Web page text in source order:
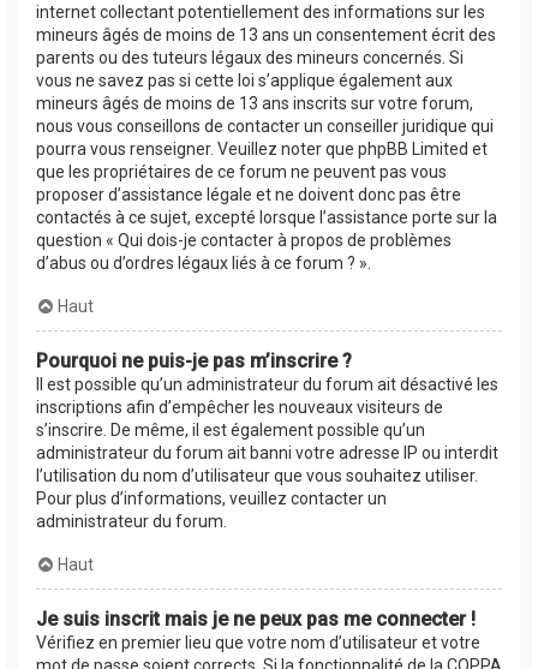
internet collectant potentiellement des informations sur les
mineurs âgés de moins de 13 ans un consentement écrit des
parents ou des tuteurs légaux des mineurs concernés. Si
vous ne savez pas si cette loi s’applique également aux
mineurs âgés de moins de 13 ans inscrits sur votre forum,
nous vous conseillons de contacter un conseiller juridique qui
pourra vous renseigner. Veuillez noter que phpBB Limited et
que les propriétaires de ce forum ne peuvent pas vous
proposer d’assistance légale et ne doivent donc pas être
contactés à ce sujet, excepté lorsque l’assistance porte sur la
question « Qui dois-je contacter à propos de problèmes
d’abus ou d’ordres légaux liés à ce forum ? ».
Haut
Pourquoi ne puis-je pas m’inscrire ?
Il est possible qu’un administrateur du forum ait désactivé les
inscriptions afin d’empêcher les nouveaux visiteurs de
s’inscrire. De même, il est également possible qu’un
administrateur du forum ait banni votre adresse IP ou interdit
l’utilisation du nom d’utilisateur que vous souhaitez utiliser.
Pour plus d’informations, veuillez contacter un
administrateur du forum.
Haut
Je suis inscrit mais je ne peux pas me connecter !
Vérifiez en premier lieu que votre nom d’utilisateur et votre
mot de passe soient corrects. Si la fonctionnalité de la COPPA